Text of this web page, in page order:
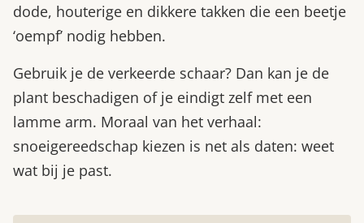
dode, houterige en dikkere takken die een beetje
‘oempf’ nodig hebben.
Gebruik je de verkeerde schaar? Dan kan je de
plant beschadigen of je eindigt zelf met een
lamme arm. Moraal van het verhaal:
snoeigereedschap kiezen is net als daten: weet
wat bij je past.